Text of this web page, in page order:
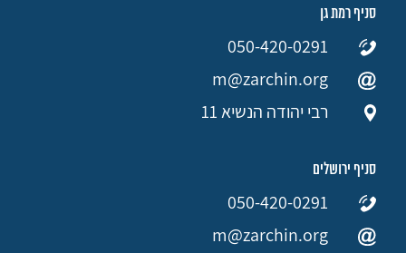
סניף רמת גן
050-420-0291
m@zarchin.org
רבי יהודה הנשיא 11
סניף ירושלים
050-420-0291
m@zarchin.org